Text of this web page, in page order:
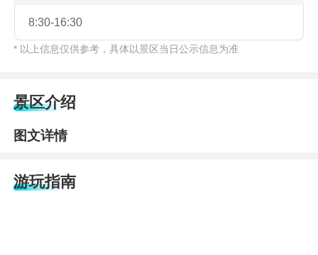
8:30-16:30
* 以上信息仅供参考，具体以景区当日公示信息为准
景区介绍
图文详情
游玩指南